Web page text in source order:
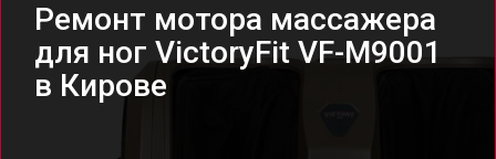
Ремонт мотора массажера
для ног VictoryFit VF-M9001
в Кирове